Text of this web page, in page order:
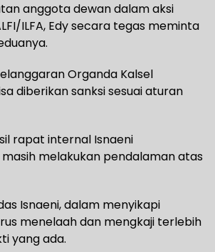
anggota dewan dalam aksi
ILFA, Edy secara tegas meminta
Organda Kalsel
diberikan sanksi sesuai aturan
rapat internal Isnaeni
melakukan pendalaman atas
Isnaeni, dalam menyikapi
menelaah dan mengkaji terlebih
yang ada.